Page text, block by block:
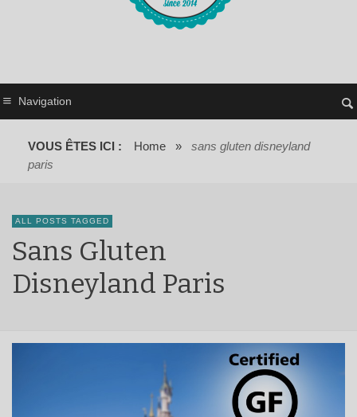
Navigation
VOUS ÊTES ICI : Home »
sans gluten disneyland
paris
ALL POSTS TAGGED
Sans Gluten
Disneyland Paris